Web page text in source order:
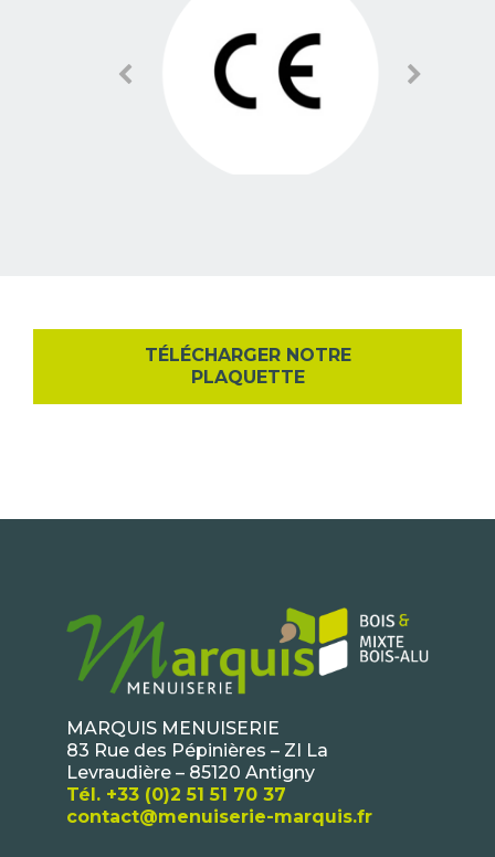
TÉLÉCHARGER NOTRE
PLAQUETTE
MARQUIS MENUISERIE
83 Rue des Pépinières – ZI La
Levraudière – 85120 Antigny
Tél. +33 (0)2 51 51 70 37
contact@menuiserie-marquis.fr